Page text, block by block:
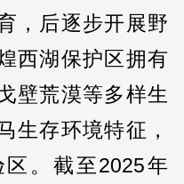
，后逐步开展野
西湖保护区拥有
壁荒漠等多样生
生存环境特征，
。截至2025年